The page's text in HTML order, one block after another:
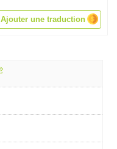
Ajouter une traduction